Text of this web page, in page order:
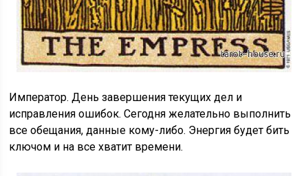
Император. День завершения текущих дел и
исправления ошибок. Сегодня желательно выполнить
все обещания, данные кому-либо. Энергия будет бить
ключом и на все хватит времени.